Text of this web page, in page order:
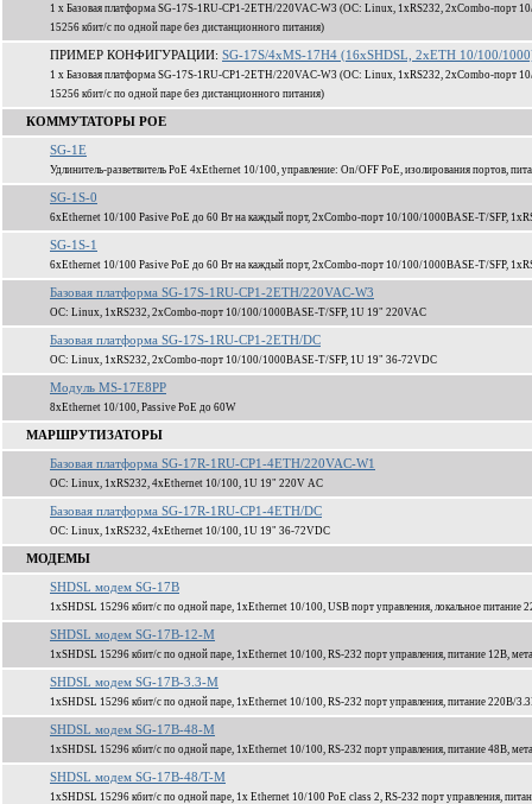
1 x Базовая платформа SG-17S-1RU-CP1-2ETH/220VAC-W3 (ОС: Linux, 1xRS232, 2xCombo-порт
15256 кбит/c по одной паре без дистанционного питания)
ПРИМЕР КОНФИГУРАЦИИ: SG-17S/4xMS-17H4 (16xSHDSL, 2xETH 10/100/
1 x Базовая платформа SG-17S-1RU-CP1-2ETH/220VAC-W3 (ОС: Linux, 1xRS232, 2xCombo-порт
15256 кбит/c по одной паре без дистанционного питания)
КОММУТАТОРЫ POE
SG-1E
Удлинитель-разветвитель PoE 4xEthernet 10/100, управление: On/OFF PoE, изолирования портов,
SG-1S-0
6xEthernet 10/100 Pasive PoE до 60 Вт на каждый порт, 2xCombo-порт 10/100/1000BASE-T/SFP,
SG-1S-1
6xEthernet 10/100 Pasive PoE до 60 Вт на каждый порт, 2xCombo-порт 10/100/1000BASE-T/SFP,
Базовая платформа SG-17S-1RU-CP1-2ETH/220VAC-W3
ОС: Linux, 1xRS232, 2xCombo-порт 10/100/1000BASE-T/SFP, 1U 19" 220VAC
Базовая платформа SG-17S-1RU-CP1-2ETH/DC
ОС: Linux, 1xRS232, 2xCombo-порт 10/100/1000BASE-T/SFP, 1U 19" 36-72VDC
Модуль MS-17E8PP
8xEthernet 10/100, Passive PoE до 60W
МАРШРУТИЗАТОРЫ
Базовая платформа SG-17R-1RU-CP1-4ETH/220VAC-W1
ОС: Linux, 1xRS232, 4xEthernet 10/100, 1U 19" 220V AC
Базовая платформа SG-17R-1RU-CP1-4ETH/DC
ОС: Linux, 1xRS232, 4xEthernet 10/100, 1U 19" 36-72VDC
МОДЕМЫ
SHDSL модем SG-17B
1xSHDSL 15296 кбит/c по одной паре, 1xEthernet 10/100, USB порт управления, локальное питание
SHDSL модем SG-17B-12-M
1xSHDSL 15296 кбит/c по одной паре, 1xEthernet 10/100, RS-232 порт управления, питание 12В,
SHDSL модем SG-17B-3.3-M
1xSHDSL 15296 кбит/c по одной паре, 1xEthernet 10/100, RS-232 порт управления, питание 220В/
SHDSL модем SG-17B-48-M
1xSHDSL 15296 кбит/c по одной паре, 1xEthernet 10/100, RS-232 порт управления, питание 48В,
SHDSL модем SG-17B-48/T-M
1xSHDSL 15296 кбит/c по одной паре, 1x Ethernet 10/100 PoE class 2, RS-232 порт управления,